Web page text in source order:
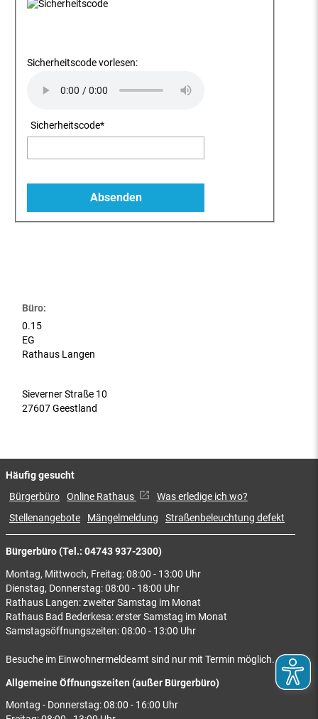
Sicherheitscode vorlesen:
Sicherheitscode*
Büro:
0.15
EG
Rathaus Langen
Sieverner Straße 10
27607 Geestland
Bürgerbüro (Tel.: 04743 937-2300)
Montag, Mittwoch, Freitag: 08:00 - 13:00 Uhr
Dienstag, Donnerstag: 08:00 - 18:00 Uhr
Rathaus Langen: zweiter Samstag im Monat
Rathaus Bad Bederkesa: erster Samstag im Monat
Samstagsöffnungszeiten: 08:00 - 13:00 Uhr
Besuche im Einwohnermeldeamt sind nur mit Termin möglich.
Allgemeine Öffnungszeiten (außer Bürgerbüro)
Montag - Donnerstag: 08:00 - 16:00 Uhr
Häufig gesucht
Bürgerbüro Online Rathaus
Was erledige ich wo?
Stellenangebote
Mängelmeldung Straßenbeleuchtung defekt